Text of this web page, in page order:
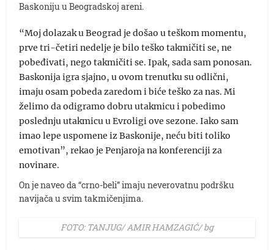
Baskoniju u Beogradskoj areni.
“Moj dolazak u Beograd je došao u teškom momentu,
prve tri-četiri nedelje je bilo teško takmičiti se, ne
pobeđivati, nego takmičiti se. Ipak, sada sam ponosan.
Baskonija igra sjajno, u ovom trenutku su odlični,
imaju osam pobeda zaredom i biće teško za nas. Mi
želimo da odigramo dobru utakmicu i pobedimo
poslednju utakmicu u Evroligi ove sezone. Iako sam
imao lepe uspomene iz Baskonije, neću biti toliko
emotivan”, rekao je Penjaroja na konferenciji za
novinare.
On je naveo da “crno-beli” imaju neverovatnu podršku
navijača u svim takmičenjima.
FOTO: TANJUG/ AMIR HAMZAGIĆ/ bg